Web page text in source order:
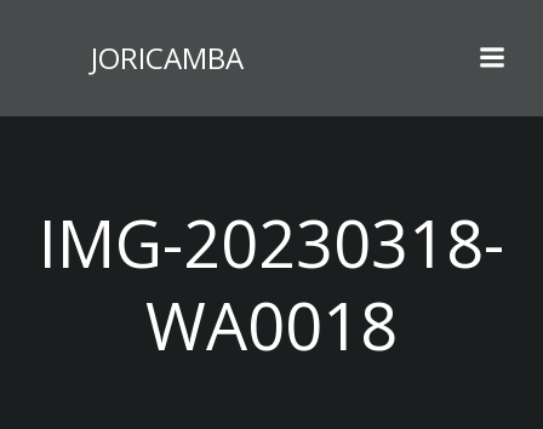
JORICAMBA
IMG-20230318-
WA0018